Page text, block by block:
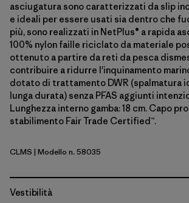
asciugatura sono caratterizzati da slip
e ideali per essere usati sia dentro che
più, sono realizzati in NetPlus® a rapida
100% nylon faille riciclato da materiale
ottenuto a partire da reti da pesca
contribuire a ridurre l'inquinamento
dotato di trattamento DWR (spalmatura
lunga durata) senza PFAS aggiunti
Lunghezza interno gamba: 18 cm. Capo
stabilimento Fair Trade Certified™.
Climbing Stripe: Still Blue
CLMS | Modello n. 58035
Vestibilità